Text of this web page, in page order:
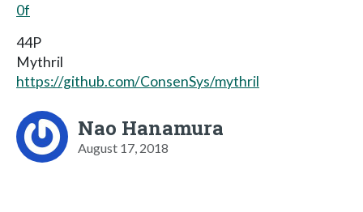
0f
44P
Mythril
https://github.com/ConsenSys/mythril
Nao Hanamura
August 17, 2018